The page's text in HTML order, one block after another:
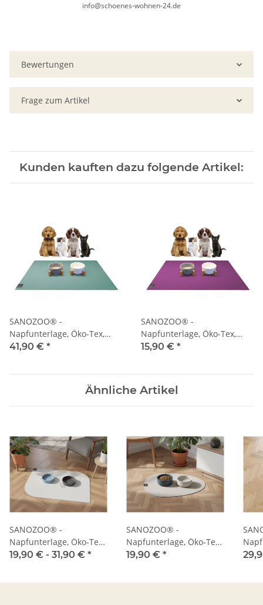
info@schoenes-wohnen-24.de
Bewertungen
Frage zum Artikel
Kunden kauften dazu folgende Artikel:
SANOZOO® -
Napfunterlage, Öko-Tex,
Rechteckig 60 x 120 cm
41,90 € *
SANOZOO® -
Napfunterlage, Öko-Tex,
Rechteckig Set 2x 30x40cm
15,90 € *
Ähnliche Artikel
SANOZOO® -
Napfunterlage, Öko-Tex,
Blatt
19,90 € - 31,90 € *
SANOZOO® -
Napfunterlage, Öko-Tex,
Tropfen
19,90 € *
Herz